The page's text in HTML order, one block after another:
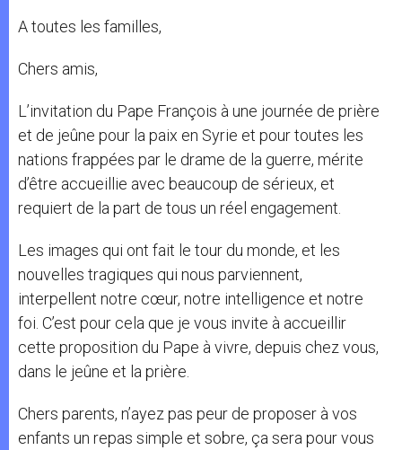
A toutes les familles,
Chers amis,
L’invitation du Pape François à une journée de prière
et de jeûne pour la paix en Syrie et pour toutes les
nations frappées par le drame de la guerre, mérite
d’être accueillie avec beaucoup de sérieux, et
requiert de la part de tous un réel engagement.
Les images qui ont fait le tour du monde, et les
nouvelles tragiques qui nous parviennent,
interpellent notre cœur, notre intelligence et notre
foi. C’est pour cela que je vous invite à accueillir
cette proposition du Pape à vivre, depuis chez vous,
dans le jeûne et la prière.
Chers parents, n’ayez pas peur de proposer à vos
enfants un repas simple et sobre, ça sera pour vous